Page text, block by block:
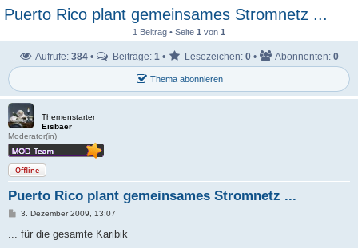
Puerto Rico plant gemeinsames Stromnetz ...
1 Beitrag • Seite 1 von 1
Thema abonnieren
Aufrufe: 384 • Beiträge: 1 • Lesezeichen: 0 • Abonnenten: 0
Themenstarter
Eisbaer
Moderator(in)
Offline
Puerto Rico plant gemeinsames Stromnetz ...
B3. Dezember 2009, 13:07
... für die gesamte Karibik